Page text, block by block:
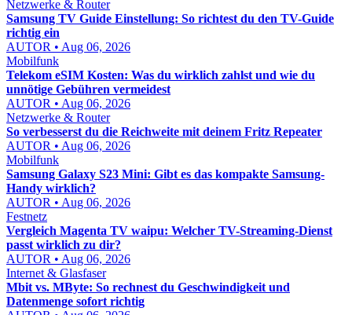
Netzwerke & Router
Samsung TV Guide Einstellung: So richtest du den TV-Guide
richtig ein
AUTOR • Aug 06, 2026
Mobilfunk
Telekom eSIM Kosten: Was du wirklich zahlst und wie du
unnötige Gebühren vermeidest
AUTOR • Aug 06, 2026
Netzwerke & Router
So verbesserst du die Reichweite mit deinem Fritz Repeater
AUTOR • Aug 06, 2026
Mobilfunk
Samsung Galaxy S23 Mini: Gibt es das kompakte Samsung-
Handy wirklich?
AUTOR • Aug 06, 2026
Festnetz
Vergleich Magenta TV waipu: Welcher TV-Streaming-Dienst
passt wirklich zu dir?
AUTOR • Aug 06, 2026
Internet & Glasfaser
Mbit vs. MByte: So rechnest du Geschwindigkeit und
Datenmenge sofort richtig